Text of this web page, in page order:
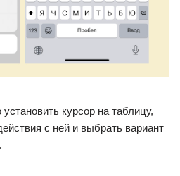
установить курсор на таблицу,
с ней и выбрать вариант